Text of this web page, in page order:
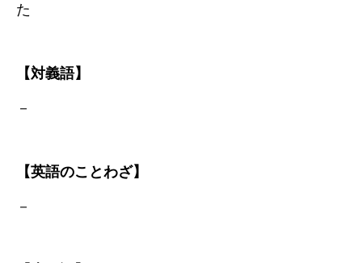
た
【対義語】
－
【英語のことわざ】
－